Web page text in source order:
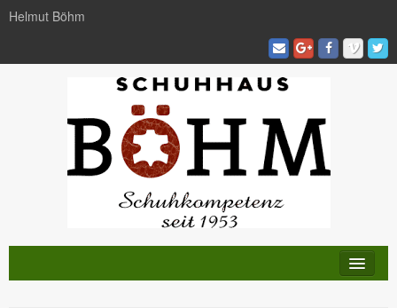
Helmut Böhm